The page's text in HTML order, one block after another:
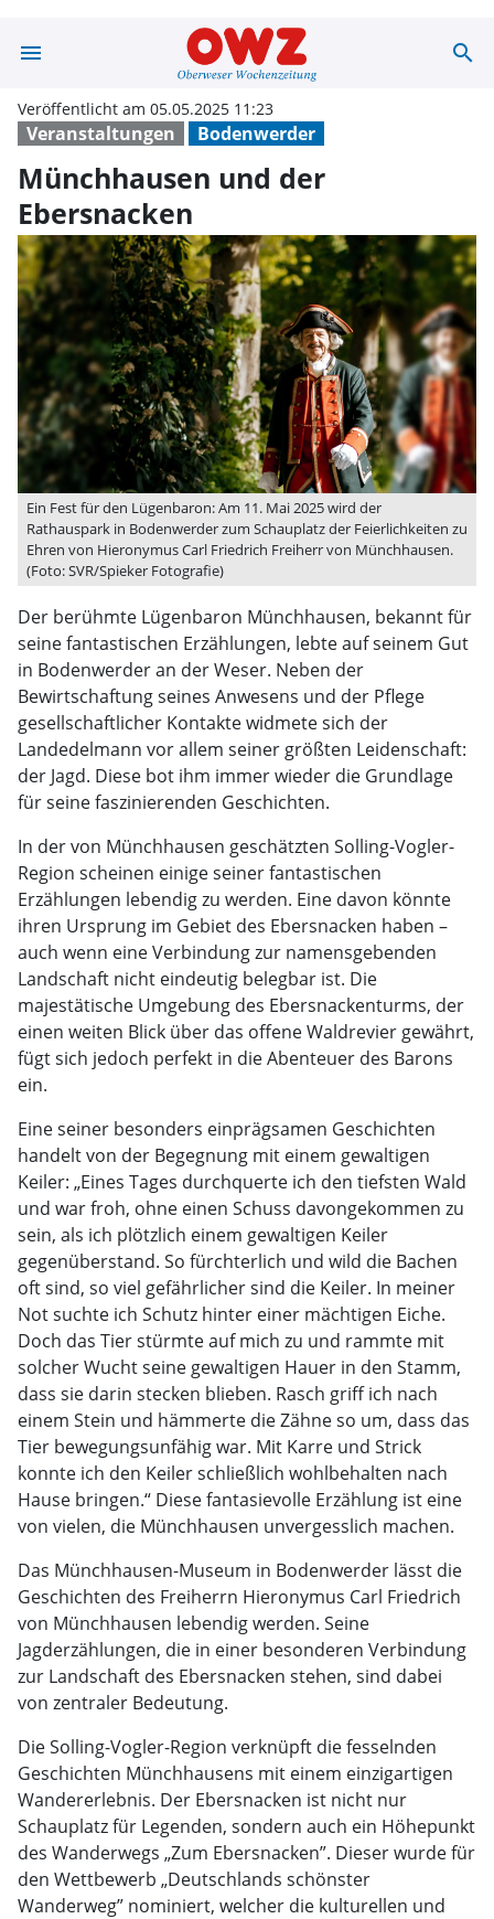
menu Münchhausensearch
Veranstaltungen Bodenwerder
Veröffentlicht am 05.05.2025 11:23
Münchhausen und der
Ebersnacken
Ein Fest für den Lügenbaron: Am 11. Mai 2025 wird der
Rathauspark in Bodenwerder zum Schauplatz der Feierlichkeiten zu
Ehren von Hieronymus Carl Friedrich Freiherr von Münchhausen.
(Foto: SVR/Spieker Fotografie)
Der berühmte Lügenbaron Münchhausen, bekannt für
seine fantastischen Erzählungen, lebte auf seinem Gut
in Bodenwerder an der Weser. Neben der
Bewirtschaftung seines Anwesens und der Pflege
gesellschaftlicher Kontakte widmete sich der
Landedelmann vor allem seiner größten Leidenschaft:
der Jagd. Diese bot ihm immer wieder die Grundlage
für seine faszinierenden Geschichten.
In der von Münchhausen geschätzten Solling-Vogler-
Region scheinen einige seiner fantastischen
Erzählungen lebendig zu werden. Eine davon könnte
ihren Ursprung im Gebiet des Ebersnacken haben –
auch wenn eine Verbindung zur namensgebenden
Landschaft nicht eindeutig belegbar ist. Die
majestätische Umgebung des Ebersnackenturms, der
einen weiten Blick über das offene Waldrevier gewährt,
fügt sich jedoch perfekt in die Abenteuer des Barons
ein.
Eine seiner besonders einprägsamen Geschichten
handelt von der Begegnung mit einem gewaltigen
Keiler: „Eines Tages durchquerte ich den tiefsten Wald
und war froh, ohne einen Schuss davongekommen zu
sein, als ich plötzlich einem gewaltigen Keiler
gegenüberstand. So fürchterlich und wild die Bachen
oft sind, so viel gefährlicher sind die Keiler. In meiner
Not suchte ich Schutz hinter einer mächtigen Eiche.
Doch das Tier stürmte auf mich zu und rammte mit
solcher Wucht seine gewaltigen Hauer in den Stamm,
dass sie darin stecken blieben. Rasch griff ich nach
einem Stein und hämmerte die Zähne so um, dass das
Tier bewegungsunfähig war. Mit Karre und Strick
konnte ich den Keiler schließlich wohlbehalten nach
Hause bringen.“ Diese fantasievolle Erzählung ist eine
von vielen, die Münchhausen unvergesslich machen.
Das Münchhausen-Museum in Bodenwerder lässt die
Geschichten des Freiherrn Hieronymus Carl Friedrich
von Münchhausen lebendig werden. Seine
Jagderzählungen, die in einer besonderen Verbindung
zur Landschaft des Ebersnacken stehen, sind dabei
von zentraler Bedeutung.
Die Solling-Vogler-Region verknüpft die fesselnden
Geschichten Münchhausens mit einem einzigartigen
Wandererlebnis. Der Ebersnacken ist nicht nur
Schauplatz für Legenden, sondern auch ein Höhepunkt
des Wanderwegs „Zum Ebersnacken”. Dieser wurde für
den Wettbewerb „Deutschlands schönster
Wanderweg” nominiert, welcher die kulturellen und